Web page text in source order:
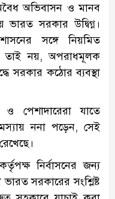
অবৈধ অভিবাসন ও মানব
ভারত সরকার উদ্বিগ্ন।
সঙ্গে নিয়মিত
তাই নয়, অপরাধমূলক
সরকার কঠোর ব্যবস্থা
ও পেশাদারেরা যাতে
ননা পড়েন, সেই
নির্বাসনের জন্য
সরকারের সংশ্লিষ্ট